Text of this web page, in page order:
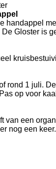
handappel
Gloster is
rond 1 juli.
op voor
van een
nog een